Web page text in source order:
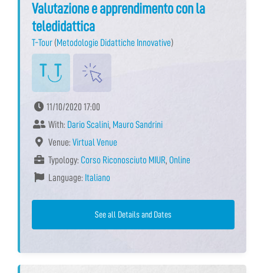
Valutazione e apprendimento con la
teledidattica
T-Tour (Metodologie Didattiche Innovative)
11/10/2020 17:00
With: Dario Scalini, Mauro Sandrini
Venue: Virtual Venue
Typology: Corso Riconosciuto MIUR, Online
Language: Italiano
See all Details and Dates